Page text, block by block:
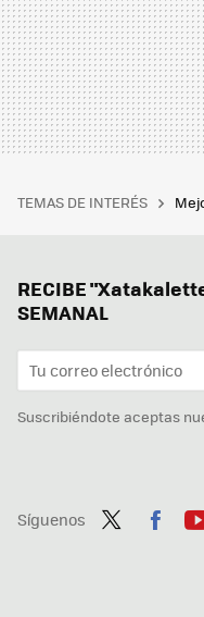
TEMAS DE INTERÉS
RECIBE
SEMANAL
Suscribiéndote aceptas
Síguenos